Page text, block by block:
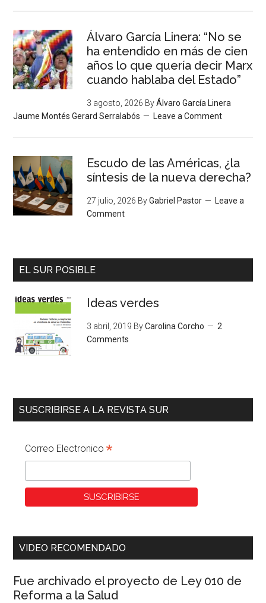
Álvaro García Linera: “No se
ha entendido en más de cien
años lo que quería decir Marx
cuando hablaba del Estado”
3 agosto, 2026 ByÁlvaro García Linera
Jaume Montés Gerard Serralabós
Leave a Comment
Escudo de las Américas, ¿la
síntesis de la nueva derecha?
27 julio, 2026 ByGabriel Pastor
Leave a
Comment
EL SUR POSIBLE
Ideas verdes
3 abril, 2019 ByCarolina Corcho
2
Comments
SUSCRIBIRSE A LA REVISTA SUR
Correo Electronico*
VIDEO RECOMENDADO
Fue archivado el proyecto de Ley 010 de
Reforma a la Salud